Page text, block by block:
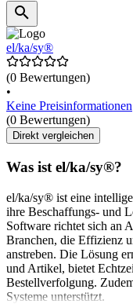
el/ka/sy®
(0 Bewertungen)
•
Keine Preisinformationen
(0 Bewertungen)
Direkt vergleichen
Was ist el/ka/sy®?
el/ka/sy® ist eine
ihre Beschaffungs- und
Software richtet sich an
Branchen, die Effizienz
anstreben. Die Lösung
und Artikel, bietet
Bestellverfolgung.
Systeme unterstützt.